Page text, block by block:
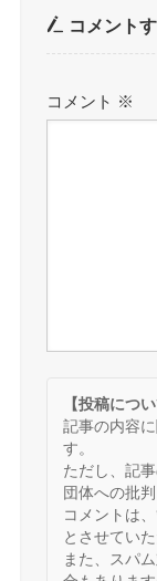
コメント
コメント ※
【投稿につい
記事の内容
す。
ただし、記
団体への批
コメントは
とさせてい
また、スパ